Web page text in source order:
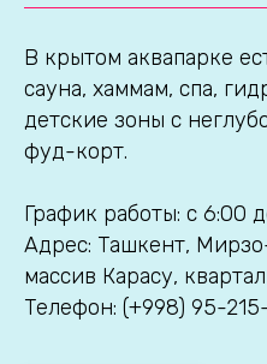
В крытом аквапарке
сауна, хаммам, спа,
детские зоны с
фуд-корт.
График работы: с 6:00
Адрес: Ташкент,
массив Карасу,
Телефон: (+998) 95-